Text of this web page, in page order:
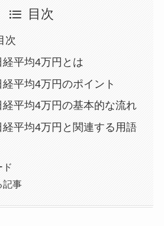
目次
次
平均4万円とは
平均4万円のポイント
平均4万円の基本的な流れ
経平均4万円と関連する用語
ド
記事